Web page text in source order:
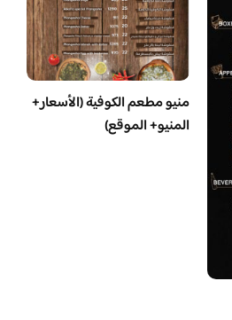
منيو مطعم الكوفية (الأسعار+
المنيو+ الموقع)